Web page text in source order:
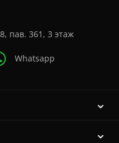
пав. 361, 3 этаж
Whatsapp